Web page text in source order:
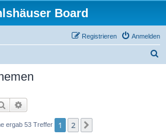
Board
Anmelden
Registrieren
Suche
ergab 53 Treffer 1 2